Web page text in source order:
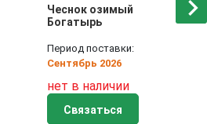
Чеснок озимый
Богатырь
Период поставки:
Сентябрь 2026
нет в наличии
Связаться